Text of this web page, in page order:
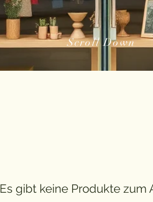
Scroll Down
Es gibt keine Produkte zum